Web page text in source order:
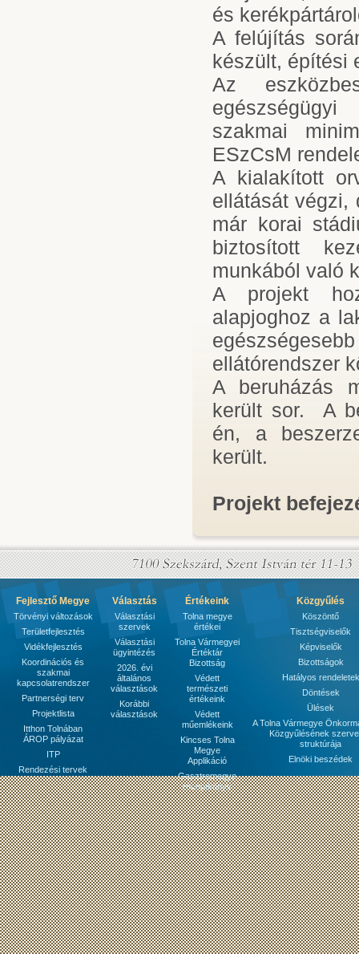
és
A felújítás
készült, építési
Az
szakmai
ESzCsM
A kialakított
ellátását végzi,
már korai
biztosított
munkából való
A projekt
alapjoghoz a
ellátórendszer
A beruházás
került sor. A
én, a
került.
Projekt
Fejlesztő Megye
Törvényi változások
Területfejlesztés
Vidékfejlesztés
Koordinációs és
szakmai
kapcsolatrendszer
Partnerségi terv
Projektlista
Itthon Tolnában
ÁROP pályázat
ITP
Rendezési tervek
Választás
Választási
szervek
Választási
ügyintézés
2026. évi
általános
választások
Korábbi
választások
Értékeink
Tolna megye
értékei
Tolna Vármegyei
Értéktár
Bizottság
Védett
természeti
értékeink
Védett
műemlékeink
Kincses Tolna
Megye
Applikáció
Gasztromegye
receptkönyv
Közgyűlés
Köszöntő
Tisztségviselők
Képviselők
Bizottságok
Hatályos rendeletek
Döntések
Ülések
A Tolna Vármegye
Közgyűlésének
struktúrája
Elnöki beszédek